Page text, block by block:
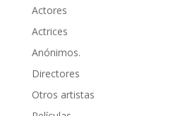
Actores
Actrices
Anónimos.
Directores
Otros artistas